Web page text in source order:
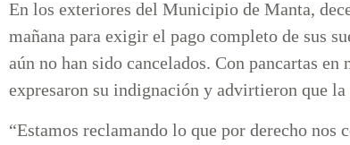
En los exteriores del Municipio de Manta,
mañana para exigir el pago completo de sus
aún no han sido cancelados. Con pancartas
expresaron su indignación y advirtieron que
“Estamos reclamando lo que por derecho